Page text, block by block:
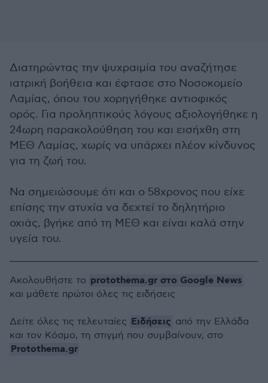
Διατηρώντας την ψυχραιμία του αναζήτησε
ιατρική βοήθεια και έφτασε στο Νοσοκομείο
Λαμίας, όπου του χορηγήθηκε αντιοφικός
ορός. Για προληπτικούς λόγους αξιολογήθηκε η
24ωρη παρακολούθηση του και εισήχθη στη
ΜΕΘ Λαμίας, χωρίς να υπάρχει πλέον κίνδυνος
για τη ζωή του.
Να σημειώσουμε ότι και ο 58χρονος που είχε
επίσης την ατυχία να δεχτεί το δηλητήριο
οχιάς, βγήκε από τη ΜΕΘ και είναι καλά στην
υγεία του.
Ακολουθήστε το protothema.gr στο Google News
και μάθετε πρώτοι όλες τις ειδήσεις
Δείτε όλες τις τελευταίες Ειδήσεις από την Ελλάδα
και τον Κόσμο, τη στιγμή που συμβαίνουν, στο
Protothema.gr